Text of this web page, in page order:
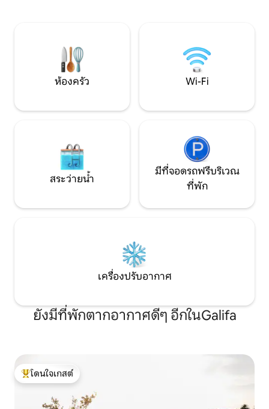
เสียงมากในด้านสถาปัตยกรรมแบบครีตัน
บ้านส่วนใหญ่ได้รับการบูรณะเมื่อเร็วๆนี้และ
Archanes ได้รับรางวัลที่สองในฐานะ
“หมู่บ้านที่ได้รับการบูรณะที่ดีที่สุดในยุโรป”
และสวนส่วนตัวซึ่งได้รับการคุ้มครองจาก
ตัวผ่านประตูซึ่งจะนำไปสู่อาคารหลัก ฉัน
พร้อมให้บริการผู้เข้าพักของฉันเสมอเพื่อให้
พวกเขาสามารถทำให้วันหยุดของพวกเขา
ไม่มีปัญหา ผู้เข้าพักของฉันสามารถติดต่อ
ข้อความของฉัน ที่พักแห่งนี้ตั้งอยู่บนเชิงเขา
ใจกลางเมืองและสวยที่สุด Archanes อยู่
ห่างจากใจกลาง Heraklion และชายหาด 20
พวกเขาเพลิดเพลินกับวันหยุดของพวกเขา
วัน นอกจากนี้ยังมีที่จอดรถฟรีใกล้กับบ้าน
มาก บ้านสไตล์คันทรีอยู่ห่างจาก “สนามบิน
Nikos Kazantzakis” และท่าเรือเพียง 20 ฟุต
กำหนดจังหวะ พร้
ผ่อนอย่างเต็มที่
ห้องครัว Wi-Fi
สระว่ายน้ำ
มีที่จอดรถฟรีบริเวณ
ที่พัก
เครื่องปรับอากาศ
ยังมีที่พักตากอากาศดีๆ อีกในGalifa
โดนใจเกสต์ที่สุด
โดนใจเกสต์